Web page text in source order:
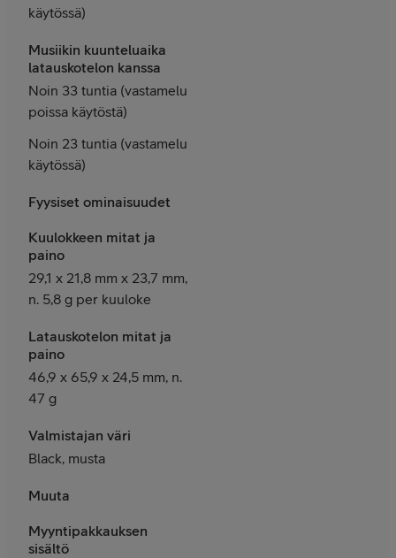
käytössä)
Musiikin kuunteluaika
latauskotelon kanssa
Noin 33 tuntia (vastamelu
poissa käytöstä)
Noin 23 tuntia (vastamelu
käytössä)
Fyysiset ominaisuudet
Kuulokkeen mitat ja
paino
29,1 x 21,8 mm x 23,7 mm,
n. 5,8 g per kuuloke
Latauskotelon mitat ja
paino
46,9 x 65,9 x 24,5 mm, n.
47 g
Valmistajan väri
Black, musta
Muuta
Myyntipakkauksen
sisältö